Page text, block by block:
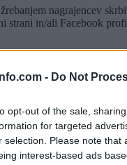
- Do Not
opt-out of the sale,
for targeted
selection. Please note
interest-based ads
nagrajencev
strani in/ali Facebook
svojem Facebook
v primeru izžrebanja
organizator kot
najkasneje v treh